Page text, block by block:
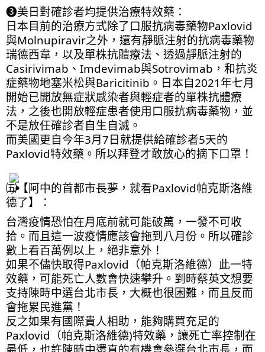
❸美日對確診者均提供治療特效藥：
日本目前的治療方式除了口服抗病毒藥物Paxlovid
與Molnupiravir之外，還有靜脈注射的抗病毒藥物
瑞德西韋，以及單株抗體療法、透過靜脈注射的
Casirivimab、Imdevimab與Sotrovimab，和抗炎
症藥物地塞米松與Baricitinib。日本自2021年七月
開始已開放無症狀感染者與輕症者的單株抗體療
法，之後也開放輕症患者使用口服抗病毒藥物，並
不是放任確診者自生自滅。
而美國更自今年3月7日就提供給確診者5天的
Paxlovid特效藥。所以拜登才敢放心的摘下口罩！
㈤【阿中的首都市長夢，就看Paxlovid帕克斯洛維
德了】：
台灣疫情恐怕在月底前就可能破萬，一發不可收
拾。而且這一波疫情應該會拖到八月份。所以確診
數上看百萬例以上，絕非意外！
如果不儘快取得Paxlovid（帕克斯洛維德）此一特
效藥，可能死亡人數會快速攀升。到時蔡英文想要
支持陳時中選台北市長，大概也很困難，而且反而
會拖累民進黨！
反之如果有國際貴人相助，能夠購買充足的
Paxlovid（帕克斯洛維德)特效藥，讓死亡率控制在